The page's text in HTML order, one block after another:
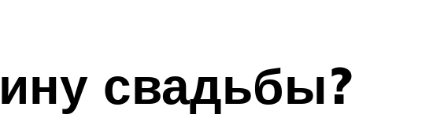
свадьбы?